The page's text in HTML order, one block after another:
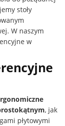
stoły
W naszym
w
, jak
płytowymi